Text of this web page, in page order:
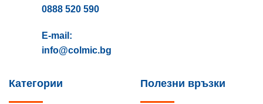
0888 520 590
E-mail:
info@colmic.bg
Категории Полезни връзки